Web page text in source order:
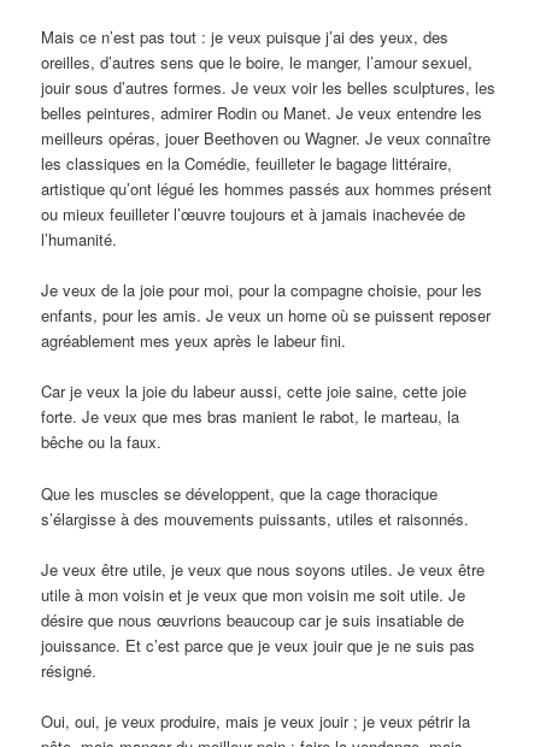
Mais ce n’est pas tout : je veux puisque j’ai des yeux, des
oreilles, d’autres sens que le boire, le manger, l’amour sexuel,
jouir sous d’autres formes. Je veux voir les belles sculptures, les
belles peintures, admirer Rodin ou Manet. Je veux entendre les
meilleurs opéras, jouer Beethoven ou Wagner. Je veux connaître
les classiques en la Comédie, feuilleter le bagage littéraire,
artistique qu’ont légué les hommes passés aux hommes présent
ou mieux feuilleter l’œuvre toujours et à jamais inachevée de
l’humanité.
Je veux de la joie pour moi, pour la compagne choisie, pour les
enfants, pour les amis. Je veux un home où se puissent reposer
agréablement mes yeux après le labeur fini.
Car je veux la joie du labeur aussi, cette joie saine, cette joie
forte. Je veux que mes bras manient le rabot, le marteau, la
bêche ou la faux.
Que les muscles se développent, que la cage thoracique
s’élargisse à des mouvements puissants, utiles et raisonnés.
Je veux être utile, je veux que nous soyons utiles. Je veux être
utile à mon voisin et je veux que mon voisin me soit utile. Je
désire que nous œuvrions beaucoup car je suis insatiable de
jouissance. Et c’est parce que je veux jouir que je ne suis pas
résigné.
Oui, oui, je veux produire, mais je veux jouir ; je veux pétrir la